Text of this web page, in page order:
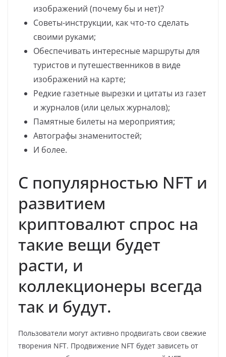
изображений (почему бы и нет)?
Советы-инструкции, как что-то сделать
своими руками;
Обеспечивать интересные маршруты для
туристов и путешественников в виде
изображений на карте;
Редкие газетные вырезки и цитаты из газет
и журналов (или целых журналов);
Памятные билеты на мероприятия;
Автографы знаменитостей;
И более.
С популярностью NFT и
развитием
криптовалют спрос на
такие вещи будет
расти, и
коллекционеры всегда
так и будут.
Пользователи могут активно продвигать свои свежие
творения NFT. Продвижение NFT будет зависеть от